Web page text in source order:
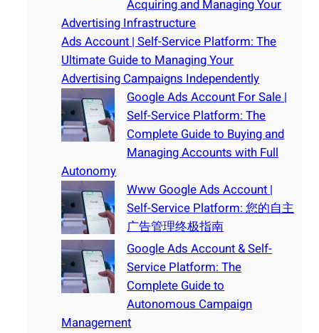
Acquiring and Managing Your
Advertising Infrastructure
Ads Account | Self-Service Platform: The
Ultimate Guide to Managing Your
Advertising Campaigns Independently
Google Ads Account For Sale |
Self-Service Platform: The
Complete Guide to Buying and
Managing Accounts with Full
Autonomy
Www Google Ads Account |
Self-Service Platform: 您的自主
广告管理终极指南
Google Ads Account & Self-
Service Platform: The
Complete Guide to
Autonomous Campaign
Management